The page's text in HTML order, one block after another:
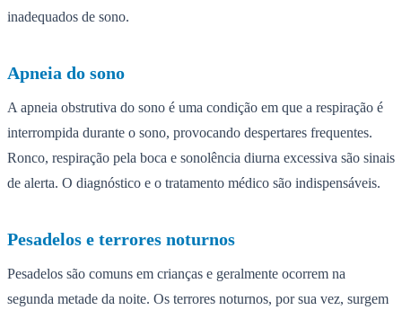
inadequados de sono.
Apneia do sono
A apneia obstrutiva do sono é uma condição em que a respiração é
interrompida durante o sono, provocando despertares frequentes.
Ronco, respiração pela boca e sonolência diurna excessiva são sinais
de alerta. O diagnóstico e o tratamento médico são indispensáveis.
Pesadelos e terrores noturnos
Pesadelos são comuns em crianças e geralmente ocorrem na
segunda metade da noite. Os terrores noturnos, por sua vez, surgem